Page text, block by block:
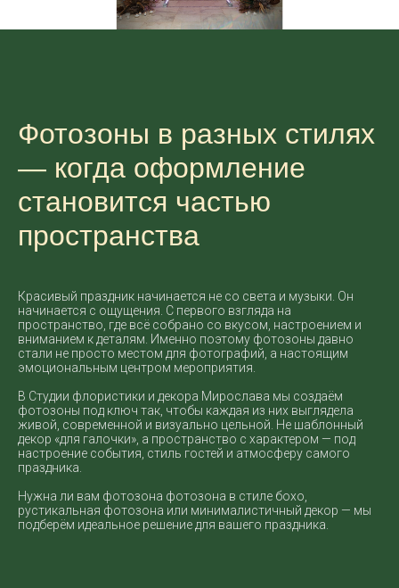
Фотозоны в разных стилях
— когда оформление
становится частью
пространства
Красивый праздник начинается не со света и музыки. Он
начинается с ощущения. С первого взгляда на
пространство, где всё собрано со вкусом, настроением и
вниманием к деталям. Именно поэтому фотозоны давно
стали не просто местом для фотографий, а настоящим
эмоциональным центром мероприятия.
В Студии флористики и декора Мирослава мы создаём
фотозоны под ключ так, чтобы каждая из них выглядела
живой, современной и визуально цельной. Не шаблонный
декор «для галочки», а пространство с характером — под
настроение события, стиль гостей и атмосферу самого
праздника.
Нужна ли вам фотозона фотозона в стиле бохо,
рустикальная фотозона или минималистичный декор — мы
подберём идеальное решение для вашего праздника.